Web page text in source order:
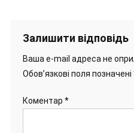
Залишити відповідь
Ваша e-mail адреса не
Обов’язкові поля позначені
Коментар *